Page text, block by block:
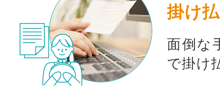
掛け
面倒な
で掛け